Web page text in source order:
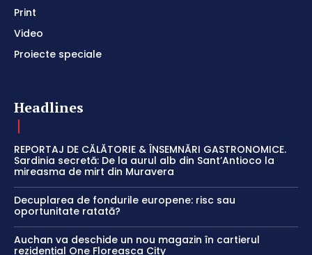
Print
Video
Proiecte speciale
Headlines
REPORTAJ DE CĂLĂTORIE & ÎNSEMNĂRI GASTRONOMICE.
Sardinia secretă: De la aurul alb din Sant’Antioco la
mireasma de mirt din Muravera
Decuplarea de fondurile europene: risc sau
oportunitate ratată?
Auchan va deschide un nou magazin în cartierul
rezidențial One Floreasca City